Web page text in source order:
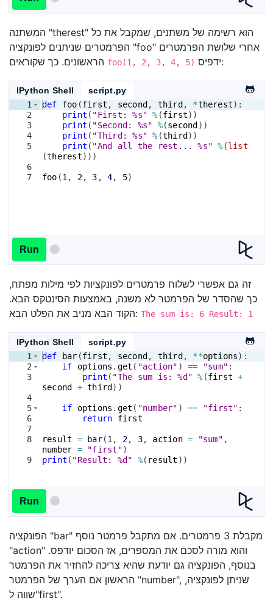
המשתנה "therest" הוא רשימה של משתנים, שמקבל את כל
הפרמטרים שניתנים לפונקציה "foo" אחרי שלושת הפרמטרים
foo(1, 2, 3, 4, 5) ידפיס:
IPython Shell
script.py
1
2
3
4
5
6
7
def foo (first , second , third , *therest) :
print ( "First: %s" % (first))
print ( "Second: %s" %(second ))
print ( "Third: %s" % (third ))
print ( "And all the rest... %s" % (list
(therest)))
foo (1 , 2, 3 , 4, 5)
Run
זה גם אפשרי לשלוח פרמטרים לפונקציות לפי מילות מפתח,
כך שהסדר של הפרמטר לא משנה, באמצעות הסינטקס הבא.
הקוד הבא מניב את הפלט הבא: The sum is: 6 Result: 1
IPython Shell
script.py
1
2
3
4
5
6
7
8
9
def bar (first , second , third , **options) :
if
options . get ( "action" ) == "sum" :
print ( "The sum is: %d" % (first +
second
+ third ))
if options . get ( "number" ) == "first" :
return
first
result = bar(1 , 2, 3, action = "sum" ,
number = "first")
print ( "Result: %d" %( result ))
Run
הפונקציה "bar" מקבלת 3 פרמטרים. אם מתקבל פרמטר נוסף
"action" והוא מורה לסכם את המספרים, אז הסכום יודפס.
בנוסף, הפונקציה גם יודעת שהיא צריכה להחזיר את הפרמטר
הראשון אם הערך של הפרמטר "number", שניתן לפונקציה,
שווה ל"first".